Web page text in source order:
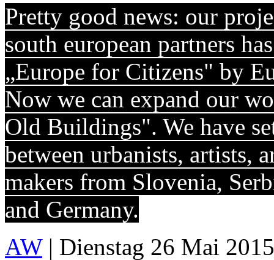
Pretty good news: our
south european partners
„Europe for Citizens" by
Now we can expand our
Old Buildings". We have
between urbanists, artists,
makers from Slovenia,
and Germany.
AW| Dienstag 26 Mai